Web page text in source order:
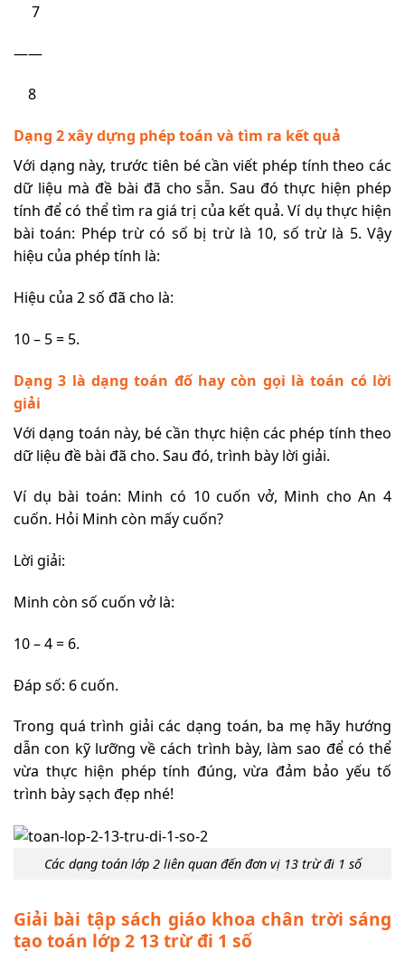
7
——
8
Dạng 2 xây dựng phép toán và tìm ra kết quả
Với dạng này, trước tiên bé cần viết phép tính theo các
dữ liệu mà đề bài đã cho sẵn. Sau đó thực hiện phép
tính để có thể tìm ra giá trị của kết quả. Ví dụ thực hiện
bài toán: Phép trừ có số bị trừ là 10, số trừ là 5. Vậy
hiệu của phép tính là:
Hiệu của 2 số đã cho là:
10 – 5 = 5.
Dạng 3 là dạng toán đố hay còn gọi là toán có lời
giải
Với dạng toán này, bé cần thực hiện các phép tính theo
dữ liệu đề bài đã cho. Sau đó, trình bày lời giải.
Ví dụ bài toán: Minh có 10 cuốn vở, Minh cho An 4
cuốn. Hỏi Minh còn mấy cuốn?
Lời giải:
Minh còn số cuốn vở là:
10 – 4 = 6.
Đáp số: 6 cuốn.
Trong quá trình giải các dạng toán, ba mẹ hãy hướng
dẫn con kỹ lưỡng về cách trình bày, làm sao để có thể
vừa thực hiện phép tính đúng, vừa đảm bảo yếu tố
trình bày sạch đẹp nhé!
Các dạng toán lớp 2 liên quan đến đơn vị 13 trừ đi 1 số
Giải bài tập sách giáo khoa chân trời sáng
tạo toán lớp 2 13 trừ đi 1 số